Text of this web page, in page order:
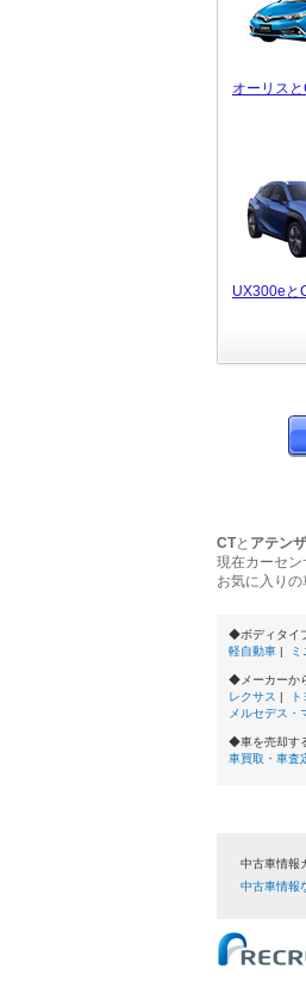
オーリス
UX300eと
CTと アテン
現在カーセン
お気に入り
◆ボディタイ
軽自動車 | ミ
◆メーカーか
レクサス |
メルセデス・
◆車を売却す
車買取・車査
中古車情報
中古車情報